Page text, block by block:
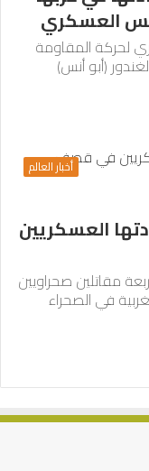
العسكري
لحركة المقاومة
(أبو أنس)
أخبار العالم
العسكريين
مقاتلين صحراويين
في الصحراء